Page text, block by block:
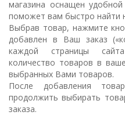
магазина оснащен
поможет вам быстро найти
Выбрав товар, нажмите
добавлен в Ваш заказ
каждой страницы
количество товаров в
выбранных Вами товаров.
После добавления
продолжить выбирать
заказа.